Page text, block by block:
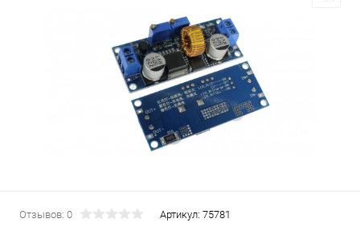
Отзывов: 0 Артикул: 75781